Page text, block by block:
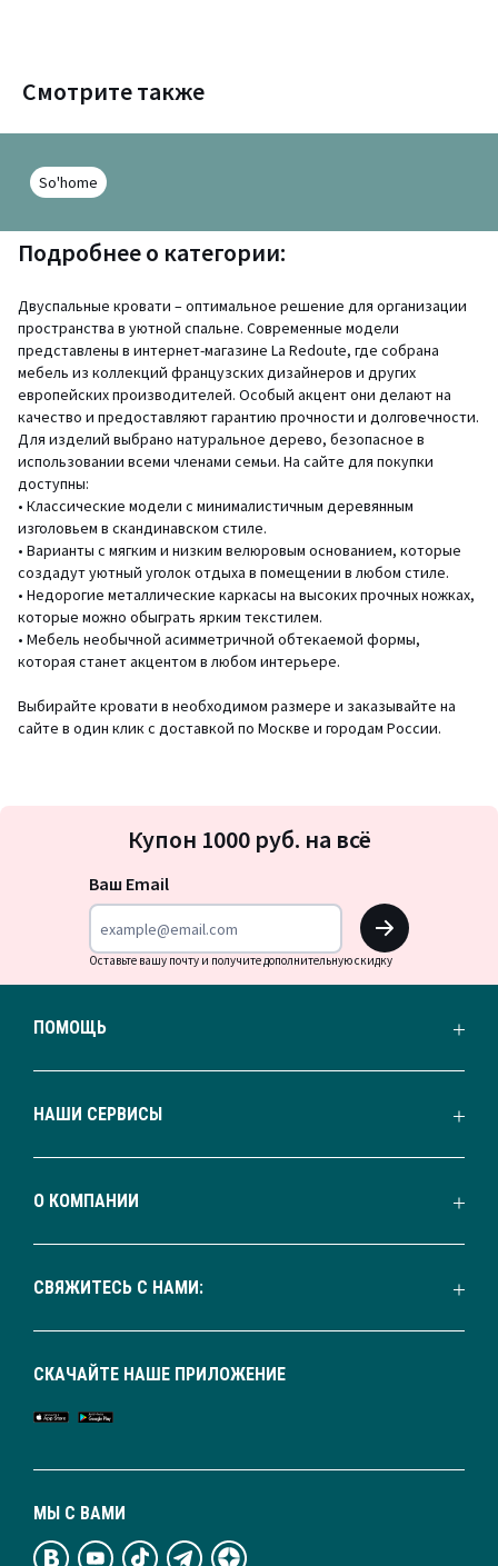
Смотрите также
So'home
Подробнее о категории:
Двуспальные кровати – оптимальное решение для организации
пространства в уютной спальне. Современные модели
представлены в интернет-магазине La Redoute, где собрана
мебель из коллекций французских дизайнеров и других
европейских производителей. Особый акцент они делают на
качество и предоставляют гарантию прочности и долговечности.
Для изделий выбрано натуральное дерево, безопасное в
использовании всеми членами семьи. На сайте для покупки
доступны:
• Классические модели с минималистичным деревянным
изголовьем в скандинавском стиле.
• Варианты с мягким и низким велюровым основанием, которые
создадут уютный уголок отдыха в помещении в любом стиле.
• Недорогие металлические каркасы на высоких прочных ножках,
которые можно обыграть ярким текстилем.
• Мебель необычной асимметричной обтекаемой формы,
которая станет акцентом в любом интерьере.
Выбирайте кровати в необходимом размере и заказывайте на
сайте в один клик с доставкой по Москве и городам России.
на
Купон 1000 руб. на всё
Ваш Email
OK
Оставьте вашу почту и получите дополнительную скидку
ПОМОЩЬ
НАШИ СЕРВИСЫ
О КОМПАНИИ
СВЯЖИТЕСЬ С НАМИ:
МЫ С ВАМИ
СКАЧАЙТЕ НАШЕ ПРИЛОЖЕНИЕ